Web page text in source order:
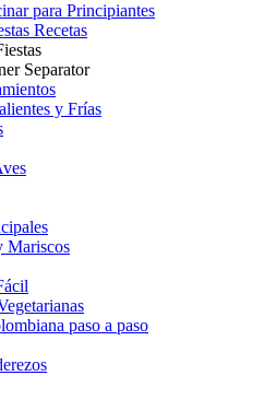
para Principiantes
Recetas
Separator
y Frías
Mariscos
paso a paso